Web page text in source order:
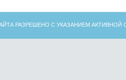
РАЗРЕШЕНО С УКАЗАНИЕМ АКТИВНОЙ